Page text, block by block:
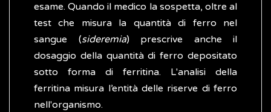
esame. Quando il medico la sospetta, oltre al
test che misura la quantità di ferro nel
sangue (sideremia) prescrive anche il
dosaggio della quantità di ferro depositato
sotto forma di ferritina. L'analisi della
ferritina misura l’entità delle riserve di ferro
nell'organismo.